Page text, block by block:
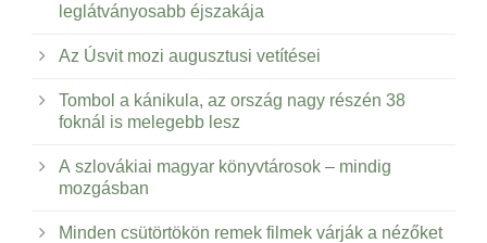
leglátványosabb éjszakája
Az Úsvit mozi augusztusi vetítései
Tombol a kánikula, az ország nagy részén 38
foknál is melegebb lesz
A szlovákiai magyar könyvtárosok – mindig
mozgásban
Minden csütörtökön remek filmek várják a nézőket